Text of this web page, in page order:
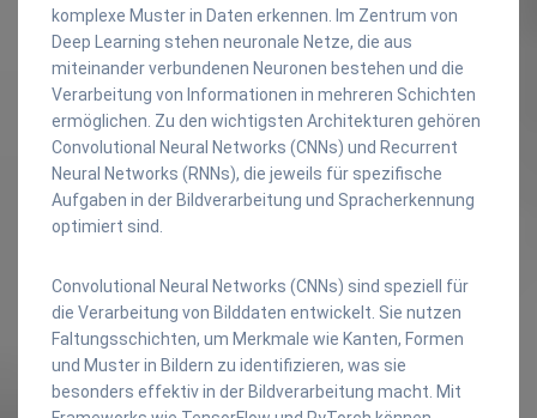
komplexe Muster in Daten erkennen. Im Zentrum von
Deep Learning stehen neuronale Netze, die aus
miteinander verbundenen Neuronen bestehen und die
Verarbeitung von Informationen in mehreren Schichten
ermöglichen. Zu den wichtigsten Architekturen gehören
Convolutional Neural Networks (CNNs) und Recurrent
Neural Networks (RNNs), die jeweils für spezifische
Aufgaben in der Bildverarbeitung und Spracherkennung
optimiert sind.
Convolutional Neural Networks (CNNs) sind speziell für
die Verarbeitung von Bilddaten entwickelt. Sie nutzen
Faltungsschichten, um Merkmale wie Kanten, Formen
und Muster in Bildern zu identifizieren, was sie
besonders effektiv in der Bildverarbeitung macht. Mit